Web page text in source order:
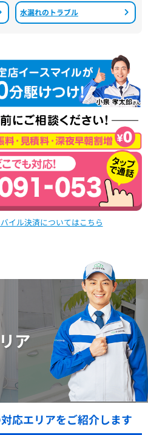
水漏れのトラブル
イル決済についてはこちら
ア
応エリアをご紹介します